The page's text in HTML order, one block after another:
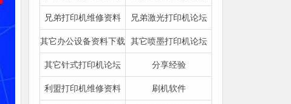
兄弟打印机维修资料 兄弟激光打印机论坛
其它办公设备资料下载 其它喷墨打印机论坛
其它针式打印机论坛 分享经验
利盟打印机维修资料 刷机软件